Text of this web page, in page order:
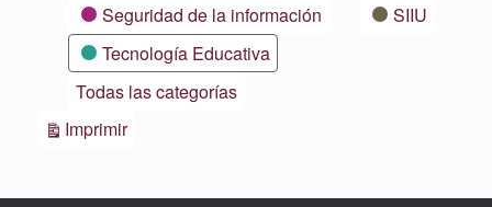
Seguridad de la información
SIIU
Tecnología Educativa
Todas las categorías
ImprimirVistas